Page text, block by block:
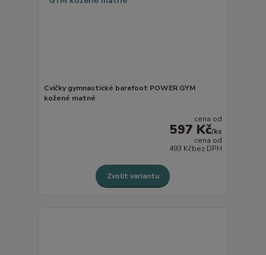
Cvičky gymnastické barefoot POWER GYM
kožené matné
cena od
597 Kč/ks
cena od
493 Kčbez DPH
Zvolit variantu